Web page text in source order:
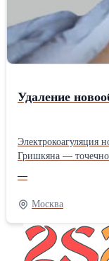
Удаление
Электрокоагуляция
Гришкяна —
запаивание сосудов,
реабилитация.
образований любого
—
Москва